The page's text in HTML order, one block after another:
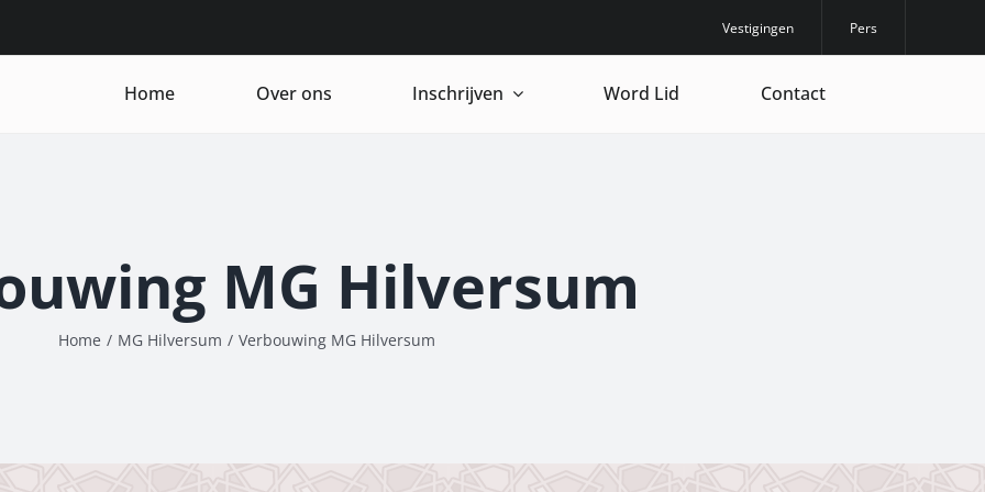
Vestigingen Pers
Home Over ons Inschrijven Word Lid Contact
MG Hilversum
Home / MG Hilversum / Verbouwing MG Hilversum